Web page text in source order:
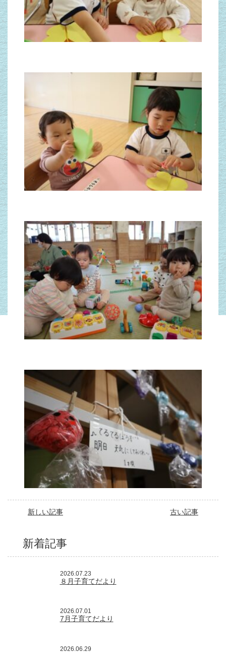
新しい記事 古い記事
新着記事
2026.07.23
８月子育てだより
2026.07.01
7月子育てだより
2026.06.29